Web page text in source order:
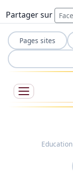
Partager sur
Pages sites